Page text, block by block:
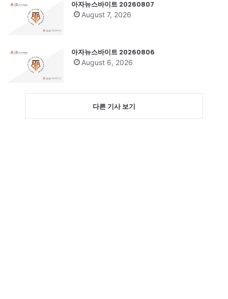
아자뉴스바이트 20260807
August 7, 2026
아자뉴스바이트 20260806
August 6, 2026
다른 기사 보기